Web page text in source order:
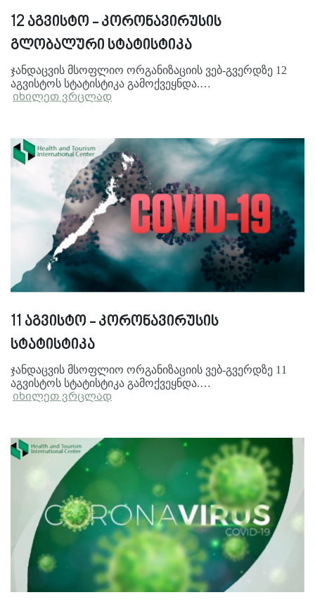
12 აგვისტო - კორონავირუსის
გლობალური სტატისტიკა
ჯანდაცვის მსოფლიო ორგანიზაციის ვებ-გვერდზე 12
აგვისტოს სტატისტიკა გამოქვეყნდა.…
იხილეთ ვრცლად
11 აგვისტო - კორონავირუსის
სტატისტიკა
ჯანდაცვის მსოფლიო ორგანიზაციის ვებ-გვერდზე 11
აგვისტოს სტატისტიკა გამოქვეყნდა.…
იხილეთ ვრცლად